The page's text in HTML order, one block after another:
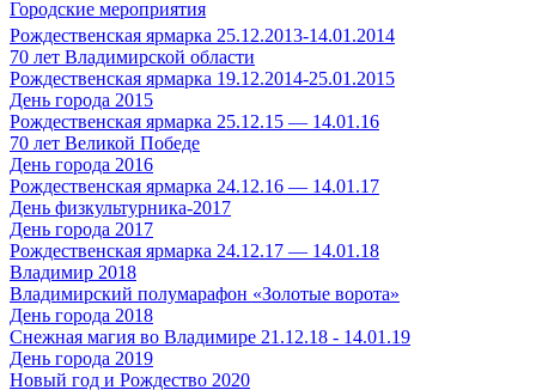
Городские мероприятия
Рождественская ярмарка 25.12.2013-14.01.2014
70 лет Владимирской области
Рождественская ярмарка 19.12.2014-25.01.2015
День города 2015
Рождественская ярмарка 25.12.15 — 14.01.16
70 лет Великой Победе
День города 2016
Рождественская ярмарка 24.12.16 — 14.01.17
День физкультурника-2017
День города 2017
Рождественская ярмарка 24.12.17 — 14.01.18
Владимир 2018
Владимирский полумарафон «Золотые ворота»
День города 2018
Снежная магия во Владимире 21.12.18 - 14.01.19
День города 2019
Новый год и Рождество 2020